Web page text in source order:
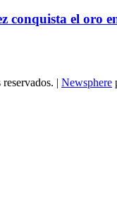
conquista el oro
| Newsphere